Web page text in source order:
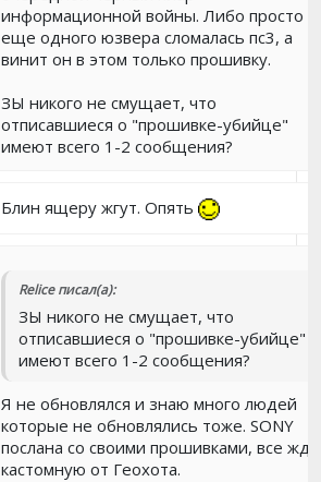
информационной войны. Либо просто у
еще одного юзвера сломалась пс3, а
винит он в этом только прошивку.
ЗЫ никого не смущает, что
отписавшиеся о "прошивке-убийце"
имеют всего 1-2 сообщения?
Блин ящеру жгут. Опять
Relice писал(а):
ЗЫ никого не смущает, что
отписавшиеся о "прошивке-убийце"
имеют всего 1-2 сообщения?
Я не обновлялся и знаю много людей
которые не обновлялись тоже. SONY
послана со своими прошивками, все
кастомную от Геохота.